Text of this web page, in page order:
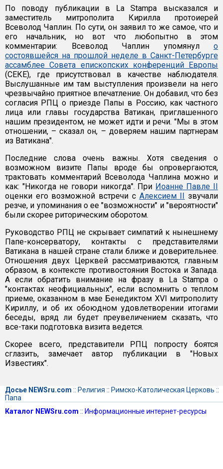
По поводу публикации в La Stampa высказался и
заместитель митрополита Кирилла протоиерей
Всеволод Чаплин. По сути, он заявил то же самое, что и
его начальник, но вот что любопытно в этом
комментарии: Всеволод Чаплин упомянул о
состоявшейся на прошлой неделе в Санкт-Петербурге
ассамблее Совета епископских конференций Европы
(СЕКЕ), где присутствовал в качестве наблюдателя.
Выслушанные им там выступления произвели на него
чрезвычайно приятное впечатление. Он добавил, что без
согласия РПЦ о приезде Папы в Россию, как частного
лица или главы государства Ватикан, приглашенного
нашим президентом, не может идти и речи. "Мы в этом
отношении, – сказал он, – доверяем нашим партнерам
из Ватикана".
Последние слова очень важны. Хотя сведения о
возможном визите Папы вроде бы опровергаются,
трактовать комментарий Всеволода Чаплина можно и
как: "Никогда не говори никогда". При Иоанне Павле II
оценки его возможной встречи с Алексием II звучали
резче, и упоминания о ее "возможности" и "вероятности"
были скорее риторическим оборотом.
Руководство РПЦ не скрывает симпатий к нынешнему
Папе-консерватору, контакты с представителями
Ватикана в нашей стране стали ближе и доверительнее.
Отношения двух Церквей рассматриваются, главным
образом, в контексте противостояния Востока и Запада.
А если обратить внимание на фразу в La Stampa о
"контактах неофициальных", если вспомнить о теплом
приеме, оказанном в мае Бенедиктом XVI митрополиту
Кириллу, и об их обоюдном удовлетворении итогами
беседы, вряд ли будет преувеличением сказать, что
все-таки подготовка визита ведется.
Скорее всего, представители РПЦ попросту боятся
сглазить, замечает автор публикации в "Новых
Известиях".
Досье NEWSru.com :: Религия :: Римско-Католическая Церковь ::
Папа
Каталог NEWSru.com :: Информационные интернет-ресурсы